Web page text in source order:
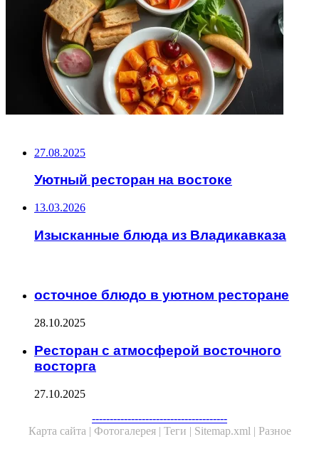
27.08.2025
Уютный ресторан на востоке
13.03.2026
Изысканные блюда из Владикавказа
осточное блюдо в уютном ресторане
28.10.2025
Ресторан с атмосферой восточного
восторга
27.10.2025
--------------------------------------
Карта сайта | Фотогалерея | Теги | Sitemap.xml | Разное